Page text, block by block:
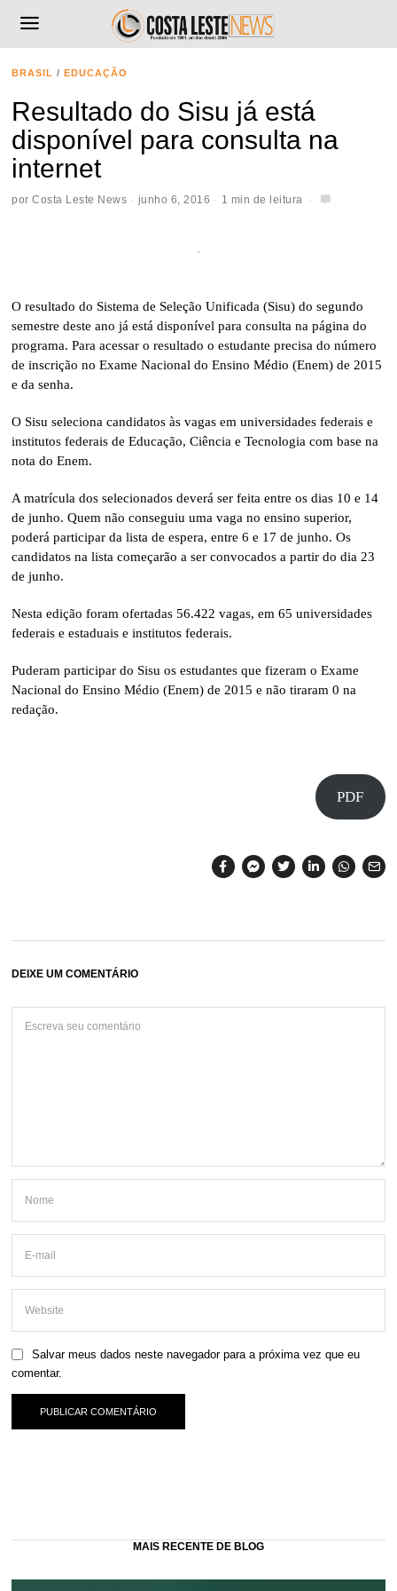
BRASIL / EDUCAÇÃO
Resultado do Sisu já está
disponível para consulta na
internet
porCosta Leste News junho 6, 2016 1 min de leitura
O resultado do Sistema de Seleção Unificada (Sisu) do segundo
semestre deste ano já está disponível para consulta na página do
programa. Para acessar o resultado o estudante precisa do número
de inscrição no Exame Nacional do Ensino Médio (Enem) de 2015
e da senha.
O Sisu seleciona candidatos às vagas em universidades federais e
institutos federais de Educação, Ciência e Tecnologia com base na
nota do Enem.
A matrícula dos selecionados deverá ser feita entre os dias 10 e 14
de junho. Quem não conseguiu uma vaga no ensino superior,
poderá participar da lista de espera, entre 6 e 17 de junho. Os
candidatos na lista começarão a ser convocados a partir do dia 23
de junho.
Nesta edição foram ofertadas 56.422 vagas, em 65 universidades
federais e estaduais e institutos federais.
Puderam participar do Sisu os estudantes que fizeram o Exame
Nacional do Ensino Médio (Enem) de 2015 e não tiraram 0 na
redação.
PDF
DEIXE UM COMENTÁRIO
Salvar meus dados neste navegador para a próxima vez que eu
comentar.
MAIS RECENTE DE BLOG